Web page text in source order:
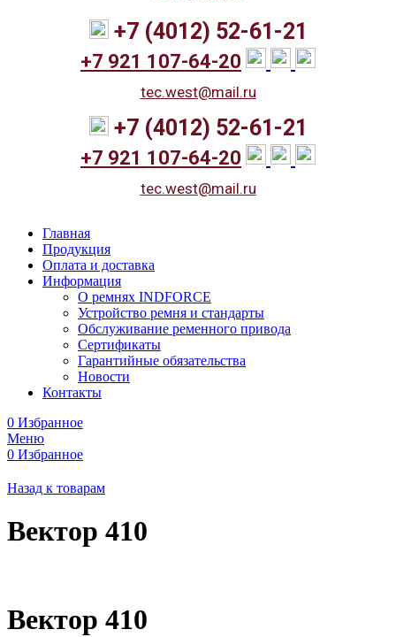
+7 (4012) 52-61-21
+7 921 107-64-20
tec.west@mail.ru
+7 (4012) 52-61-21
+7 921 107-64-20
tec.west@mail.ru
Главная
Продукция
Оплата и доставка
Информация
О ремнях INDFORCE
Устройство ремня и стандарты
Обслуживание ременного привода
Сертификаты
Гарантийные обязательства
Новости
Контакты
0 Избранное
Меню
0 Избранное
Назад к товарам
Вектор 410
Вектор 410